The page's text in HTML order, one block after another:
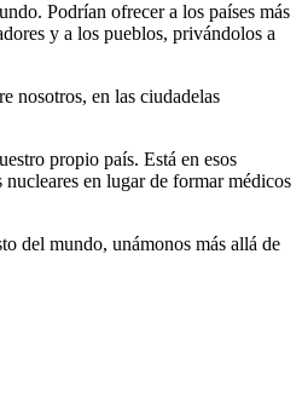
Podrían ofrecer a los países más
y a los pueblos, privándolos a
nosotros, en las ciudadelas
propio país. Está en esos
en lugar de formar médicos
del mundo, unámonos más allá de